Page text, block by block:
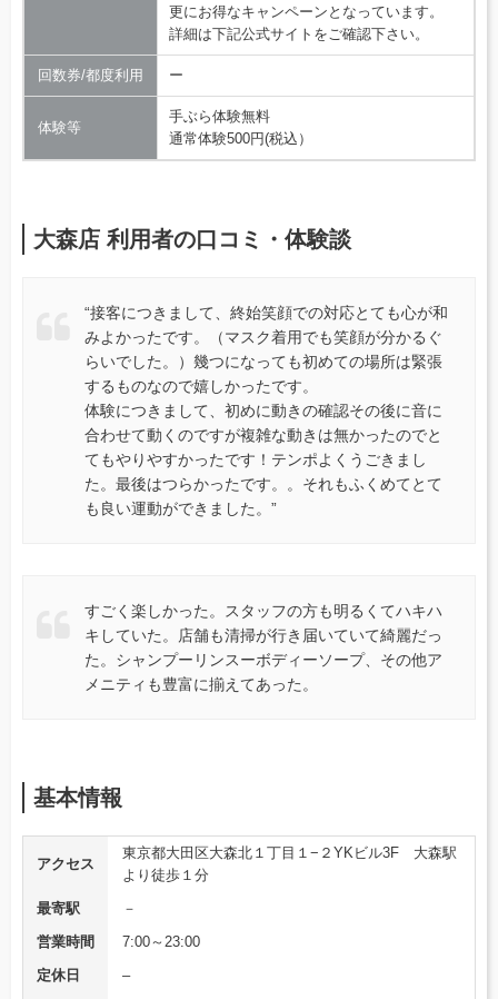
更にお得なキャンペーンとなっています。
詳細は下記公式サイトをご確認下さい。
回数券/都度利用 ー
体験等
手ぶら体験無料
通常体験500円(税込）
大森店 利用者の口コミ・体験談
“接客につきまして、終始笑顔での対応とても心が和
みよかったです。（マスク着用でも笑顔が分かるぐ
らいでした。）幾つになっても初めての場所は緊張
するものなので嬉しかったです。
体験につきまして、初めに動きの確認その後に音に
合わせて動くのですが複雑な動きは無かったのでと
てもやりやすかったです！テンポよくうごきまし
た。最後はつらかったです。。それもふくめてとて
も良い運動ができました。”
すごく楽しかった。スタッフの方も明るくてハキハ
キしていた。店舗も清掃が行き届いていて綺麗だっ
た。シャンプーリンスーボディーソープ、その他ア
メニティも豊富に揃えてあった。
基本情報
アクセス
東京都大田区大森北１丁目１−２YKビル3F 大森駅
より徒歩１分
最寄駅
－
営業時間
7:00～23:00
定休日
–